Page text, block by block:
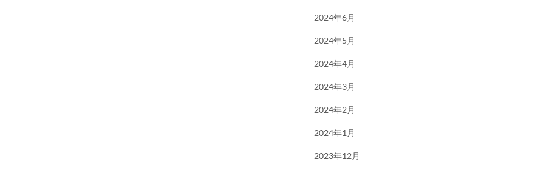
2024年6月
2024年5月
2024年4月
2024年3月
2024年2月
2024年1月
2023年12月